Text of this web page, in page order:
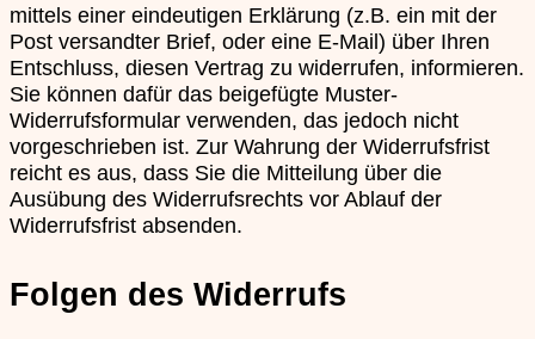
mittels einer eindeutigen Erklärung (z.B. ein mit der
Post versandter Brief, oder eine E-Mail) über Ihren
Entschluss, diesen Vertrag zu widerrufen, informieren.
Sie können dafür das beigefügte Muster-
Widerrufsformular verwenden, das jedoch nicht
vorgeschrieben ist. Zur Wahrung der Widerrufsfrist
reicht es aus, dass Sie die Mitteilung über die
Ausübung des Widerrufsrechts vor Ablauf der
Widerrufsfrist absenden.
Folgen des Widerrufs